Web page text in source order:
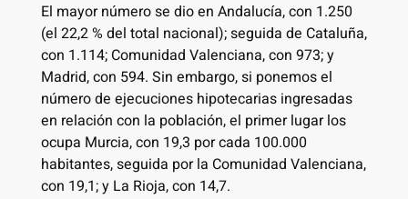
El mayor número se dio en Andalucía, con 1.250
(el 22,2 % del total nacional); seguida de Cataluña,
con 1.114; Comunidad Valenciana, con 973; y
Madrid, con 594. Sin embargo, si ponemos el
número de ejecuciones hipotecarias ingresadas
en relación con la población, el primer lugar los
ocupa Murcia, con 19,3 por cada 100.000
habitantes, seguida por la Comunidad Valenciana,
con 19,1; y La Rioja, con 14,7.